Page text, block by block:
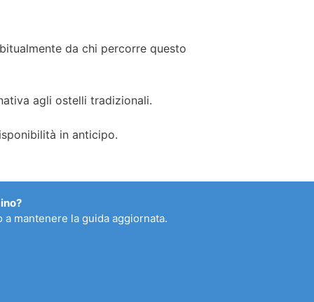
da chi percorre questo
agli ostelli tradizionali.
in anticipo.
mantenere la guida aggiornata.